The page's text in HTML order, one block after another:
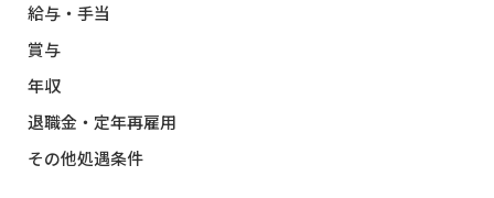
給与・手当
賞与
年収
退職金・定年再雇用
その他処遇条件